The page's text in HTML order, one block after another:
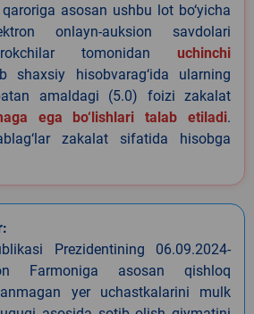
asosan ushbu lot bo‘yicha
onlayn-auksion savdolari
tomonidan uchinchi
shaxsiy hisobvarag‘ida ularning
amaldagi (5.0) foizi zakalat
ega bo‘lishlari talab etiladi.
zakalat sifatida hisobga
Prezidentining 06.09.2024-
Farmoniga asosan qishloq
yer uchastkalarini mulk